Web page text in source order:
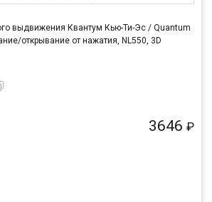
выдвижения Квантум Кью-Ти-Эс / Quantum
открывание от нажатия, NL550, 3D
3646 ₽